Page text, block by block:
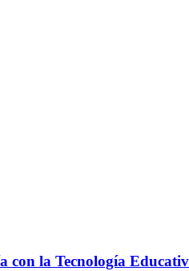
con la Tecnología